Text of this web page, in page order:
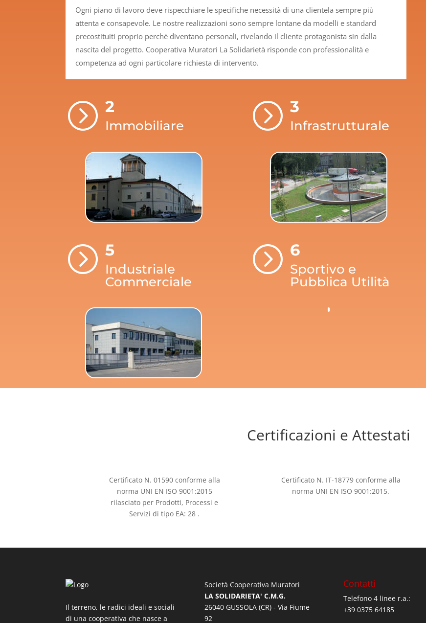
Ogni piano di lavoro deve rispecchiare le specifiche necessità di una clientela sempre più
attenta e consapevole. Le nostre realizzazioni sono sempre lontane da modelli e standard
precostituiti proprio perchè diventano personali, rivelando il cliente protagonista sin dalla
nascita del progetto. Cooperativa Muratori La Solidarietà risponde con professionalità e
competenza ad ogni particolare richiesta di intervento.
= 2
Immobiliare = 3
Infrastrutturale
= 5
Industriale
Commerciale
= 6
Sportivo e
Pubblica Utilità
Certificazioni e Attestati
Certificato N. 01590 conforme alla
norma UNI EN ISO 9001:2015
rilasciato per Prodotti, Processi e
Servizi di tipo EA: 28 .
Certificato N. IT-18779 conforme alla
norma UNI EN ISO 9001:2015.
Il terreno, le radici ideali e sociali
di una cooperativa che nasce a
Società Cooperativa Muratori
LA SOLIDARIETA' C.M.G.
26040 GUSSOLA (CR) - Via Fiume
92
Contatti
Telefono 4 linee r.a.:
+39 0375 64185